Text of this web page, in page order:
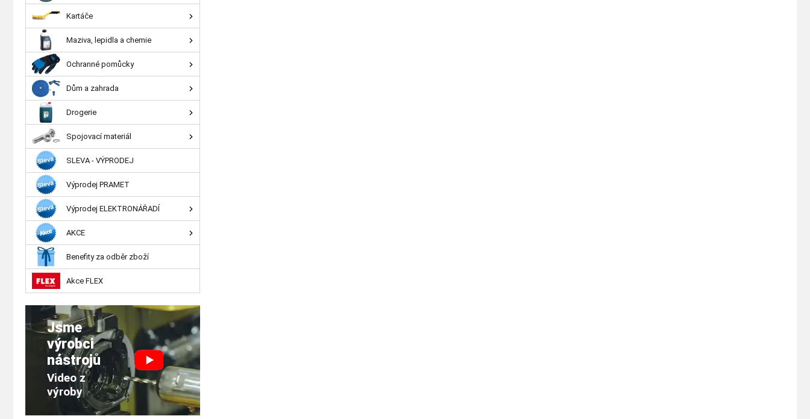
Kartáče
Maziva, lepidla a chemie
Ochranné pomůcky
Dům a zahrada
Drogerie
Spojovací materiál
SLEVA - VÝPRODEJ
Výprodej PRAMET
Výprodej ELEKTRONÁŘADÍ
AKCE
Benefity za odběr zboží
Akce FLEX
Jsme
výrobci
nástrojů
Video z
výroby